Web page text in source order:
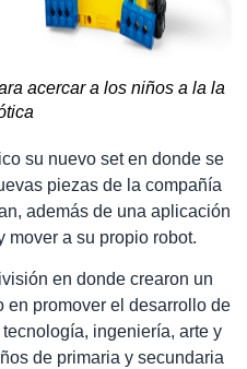
acercar a los niños a la la
su nuevo set en donde se
piezas de la compañía
además de una aplicación
mover a su propio robot.
en donde crearon un
en promover el desarrollo de
ingeniería, arte y
de primaria y secundaria